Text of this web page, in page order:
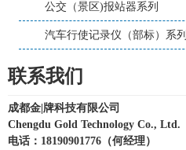
公交（景区)报站器系列
汽车行使记录仪（部标）系列
联系我们
成都金|牌科技有限公司
Chengdu Gold Technology Co., Ltd.
电话：18190901776（何经理）